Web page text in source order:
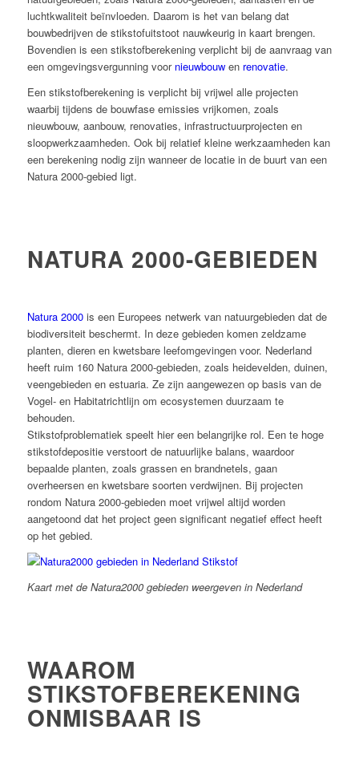
luchtkwaliteit beïnvloeden. Daarom is het van belang dat
bouwbedrijven de stikstofuitstoot nauwkeurig in kaart brengen.
Bovendien is een stikstofberekening verplicht bij de aanvraag van
een omgevingsvergunning voor nieuwbouwen renovatie.
Een stikstofberekening is verplicht bij vrijwel alle projecten
waarbij tijdens de bouwfase emissies vrijkomen, zoals
nieuwbouw, aanbouw, renovaties, infrastructuurprojecten en
sloopwerkzaamheden. Ook bij relatief kleine werkzaamheden kan
een berekening nodig zijn wanneer de locatie in de buurt van een
Natura 2000-gebied ligt.
NATURA 2000-GEBIEDEN
Natura 2000is een Europees netwerk van natuurgebieden dat de
biodiversiteit beschermt. In deze gebieden komen zeldzame
planten, dieren en kwetsbare leefomgevingen voor. Nederland
heeft ruim 160 Natura 2000-gebieden, zoals heidevelden, duinen,
veengebieden en estuaria. Ze zijn aangewezen op basis van de
Vogel- en Habitatrichtlijn om ecosystemen duurzaam te
behouden.
Stikstofproblematiek speelt hier een belangrijke rol. Een te hoge
stikstofdepositie verstoort de natuurlijke balans, waardoor
bepaalde planten, zoals grassen en brandnetels, gaan
overheersen en kwetsbare soorten verdwijnen. Bij projecten
rondom Natura 2000-gebieden moet vrijwel altijd worden
aangetoond dat het project geen significant negatief effect heeft
op het gebied.
Kaart met de Natura2000 gebieden weergeven in Nederland
WAAROM
STIKSTOFBEREKENING
ONMISBAAR IS